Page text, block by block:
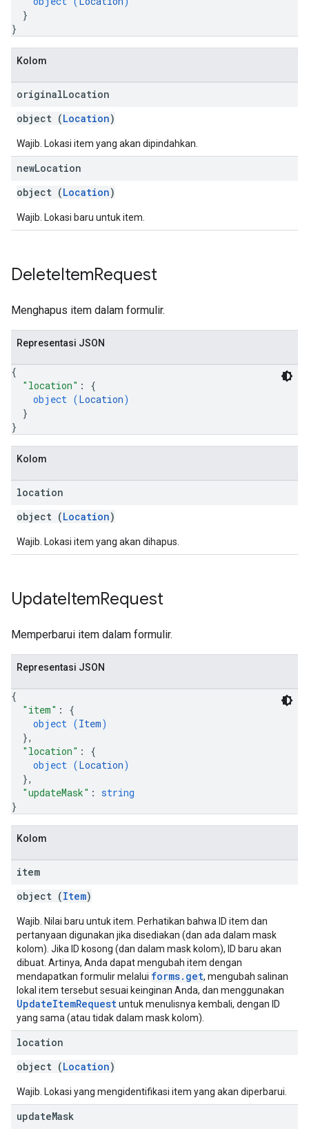
}
}
Kolom
originalLocation
object (Location)
Wajib. Lokasi item yang akan dipindahkan.
newLocation
object (Location)
Wajib. Lokasi baru untuk item.
DeleteItemRequest
Menghapus item dalam formulir.
Representasi JSON
{
"location" : {
object (Location)
}
}
Kolom
location
object (Location)
Wajib. Lokasi item yang akan dihapus.
UpdateItemRequest
Memperbarui item dalam formulir.
Representasi JSON
{
"item" : {
object (Item)
},
"location" : {
object (Location)
},
"updateMask" : string
}
Kolom
item
object (Item)
Wajib. Nilai baru untuk item. Perhatikan bahwa ID item dan
pertanyaan digunakan jika disediakan (dan ada dalam mask
kolom). Jika ID kosong (dan dalam mask kolom), ID baru akan
dibuat. Artinya, Anda dapat mengubah item dengan
mendapatkan formulir melalui forms.get, mengubah salinan
lokal item tersebut sesuai keinginan Anda, dan menggunakan
UpdateItemRequestuntuk menulisnya kembali, dengan ID
yang sama (atau tidak dalam mask kolom).
location
object (Location)
Wajib. Lokasi yang mengidentifikasi item yang akan diperbarui.
updateMask